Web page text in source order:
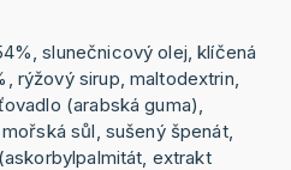
sluneč­nicový olej, klíčená
rý­žový sirup, mal­todextrin,
(arabská guma),
sůl, su­šený špenát,
ex­trakt